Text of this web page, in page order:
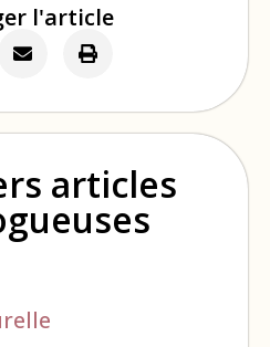
l'article
articles